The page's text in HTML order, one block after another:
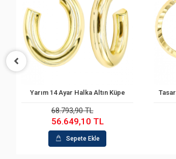
Sepete Ekle
Yarım 14 Ayar Halka Altın Küpe
68.793,90 TL
56.649,10 TL
Sepete Ekle